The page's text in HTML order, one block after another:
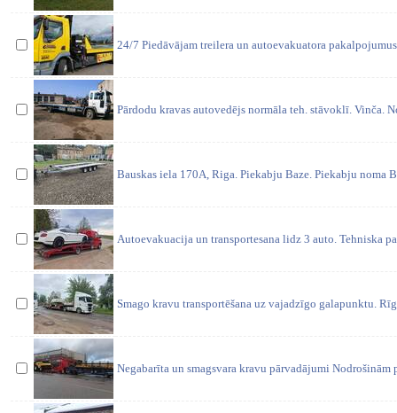
24/7 Piedāvājam treilera un autoevakuatora
Pārdodu kravas autovedējs normāla teh. stāvoklī. Vinča.
Bauskas iela 170A, Riga. Piekabju Baze. Piekabju noma
Autoevakuacija un transportesana lidz 3 auto. Tehniska
Smago kravu transportēšana uz vajadzīgo galapunktu.
Negabarīta un smagsvara kravu pārvadājumi